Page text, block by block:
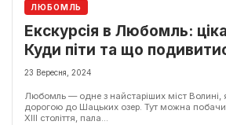
ЛЮБОМЛЬ
Екскурсія в Любомль:
Куди піти та що
Любомлі?
23 Вересня, 2024
Любомль — одне з найстаріших міст Волині,
дорогою до Шацьких озер. Тут можна
XIII століття, пала...